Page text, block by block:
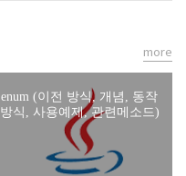
enum (이전 방식, 개념, 동작
방식, 사용예제, 관련메소드)
more